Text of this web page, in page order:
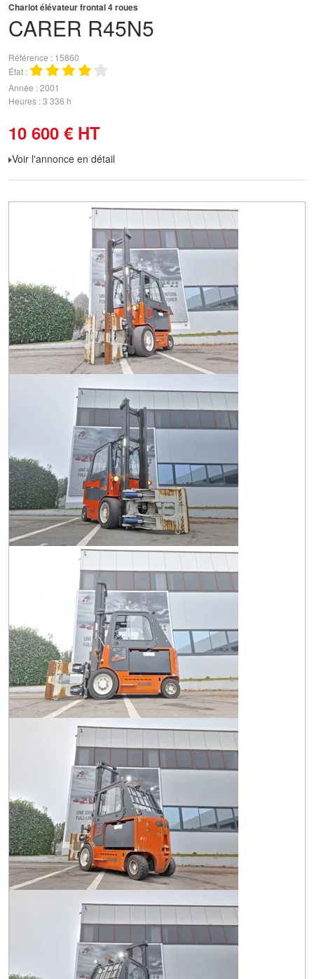
CARER R45N5
Chariot élévateur frontal 4 roues
Référence
15860
État
Année 2001
Heures 3 336 h
10 600 € HT
Voir l'annonce en détail